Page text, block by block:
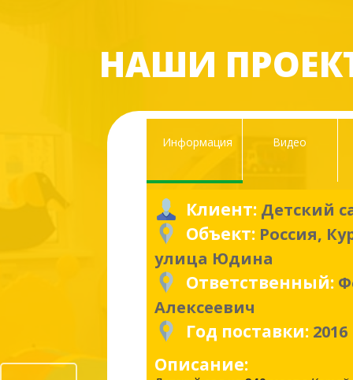
НАШИ
Информация Видео
Клиент: Детский
Объект: Россия,
улица Юдина
Ответственный:
Алексеевич
Год поставки: 2016
Описание: